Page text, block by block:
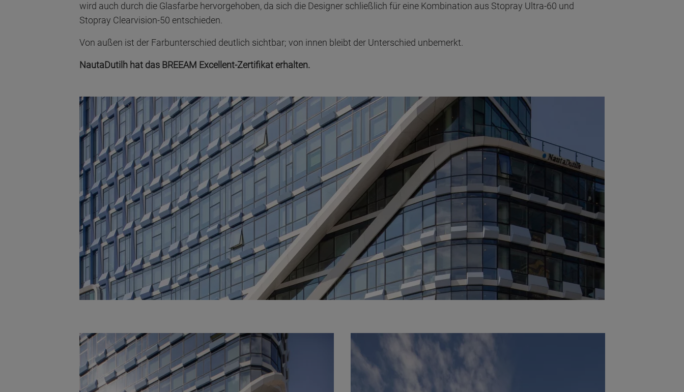
wird auch durch die Glasfarbe hervorgehoben, da sich die Designer schließlich für eine Kombination aus Stopray Ultra-60 und
Stopray Clearvision-50 entschieden.
Von außen ist der Farbunterschied deutlich sichtbar; von innen bleibt der Unterschied unbemerkt.
NautaDutilh hat das BREEAM Excellent-Zertifikat erhalten.